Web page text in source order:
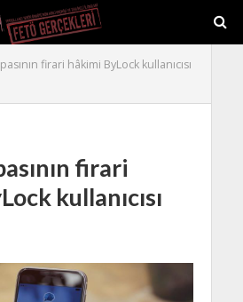
firari hâkimi ByLock kullanıcısı
firari
kullanıcısı